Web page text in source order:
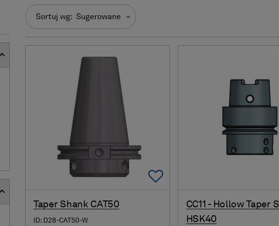
Sortuj wg: Sugerowane
Add To Favorites
Taper Shank CAT50
ID: D28-CAT50-W
CC11 - Hollow Taper
HSK40